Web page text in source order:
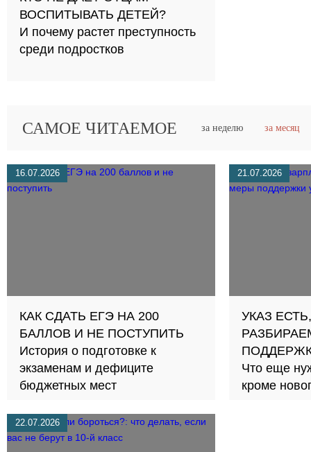
ВОСПИТЫВАТЬ ДЕТЕЙ?
И почему растет преступность
среди подростков
САМОЕ ЧИТАЕМОЕ за неделю за месяц
16.07.2026
КАК СДАТЬ ЕГЭ НА 200
БАЛЛОВ И НЕ ПОСТУПИТЬ
История о подготовке к
экзаменам и дефиците
бюджетных мест
21.07.2026
УКАЗ
Что еще
кроме
22.07.2026